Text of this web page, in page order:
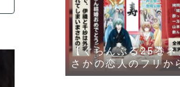
【ぐらんぶる25巻
さかの恋人のフリか
ンクアップ！？